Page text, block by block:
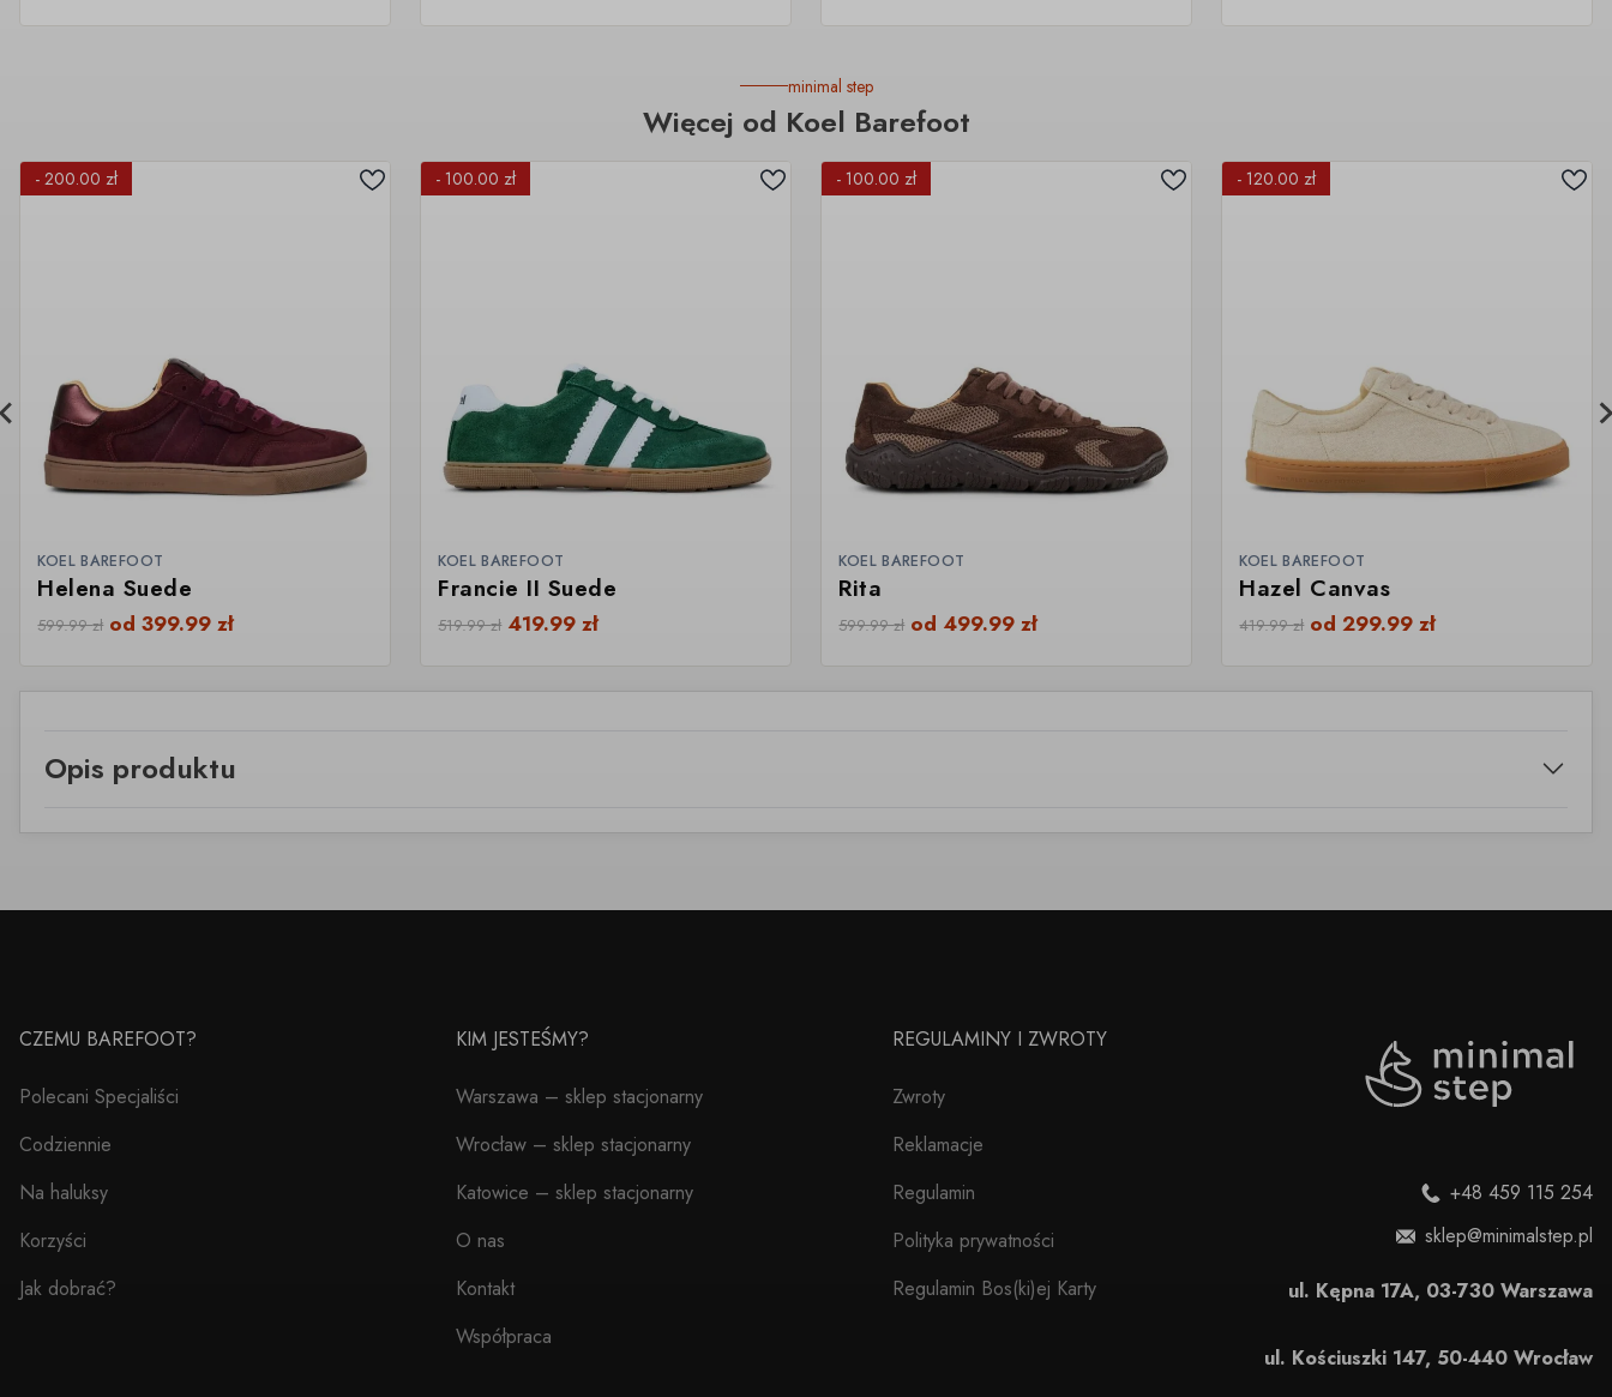
minimal step
Więcej od Koel Barefoot
- 200.00 zł
KOEL BAREFOOT
Helena Suede
599.99zł od399.99zł
- 100.00 zł
KOEL BAREFOOT
Francie II Suede
519.99zł 419.99zł
- 100.00 zł
KOEL BAREFOOT
Rita
599.99zł od 499.99zł
- 120.00 zł
KOEL BAREFOOT
Hazel Canvas
419.99zł od299.99zł
Opis produktu
CZEMU BAREFOOT?
Polecani Specjaliści
Codziennie
Na haluksy
Korzyści
Jak dobrać?
KIM JESTEŚMY?
Warszawa – sklep stacjonarny
Wrocław – sklep stacjonarny
Katowice – sklep stacjonarny
O nas
Kontakt
Współpraca
REGULAMINY I ZWROTY
Zwroty
Reklamacje
Regulamin
Polityka prywatności
Regulamin Bos(ki)ej Karty
+48 459 115 254
sklep@minimalstep.pl
ul. Kępna 17A, 03-730 Warszawa
ul. Kościuszki 147, 50-440 Wrocław